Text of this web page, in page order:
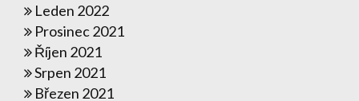
Leden 2022
Prosinec 2021
Říjen 2021
Srpen 2021
Březen 2021